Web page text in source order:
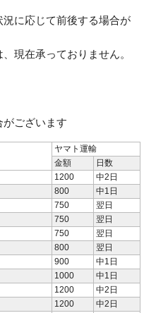
に応じて前後する場合が
現在承っておりません。
ございます
ヤマト運輸
金額
日数
1200
中2日
800
中1日
750
翌日
750
翌日
750
翌日
800
翌日
900
中1日
1000
中1日
1200
中2日
1200
中2日